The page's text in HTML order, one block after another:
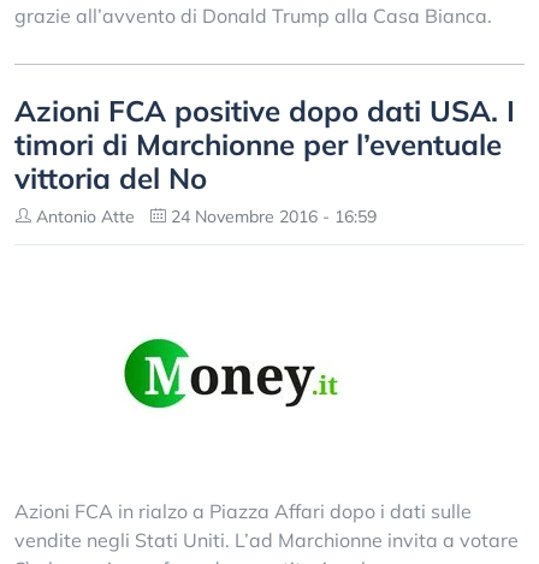
grazie all’avvento di Donald Trump alla Casa Bianca.
Azioni FCA positive dopo dati USA. I
timori di Marchionne per l’eventuale
vittoria del No
Antonio Atte 24 Novembre 2016 - 16:59
Azioni FCA in rialzo a Piazza Affari dopo i dati sulle
vendite negli Stati Uniti. L’ad Marchionne invita a votare